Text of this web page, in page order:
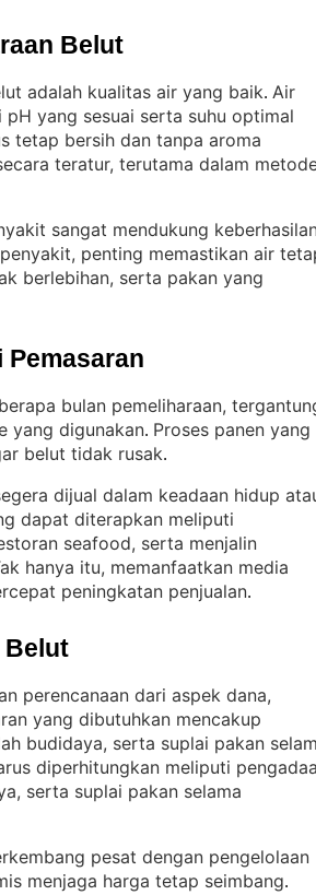
Belut
adalah kualitas air yang baik. Air
yang sesuai serta suhu optimal
tetap bersih dan tanpa aroma
teratur, terutama dalam
sangat mendukung
penting memastikan air
berlebihan, serta pakan yang
Pemasaran
bulan pemeliharaan,
yang digunakan. Proses panen yang
belut tidak rusak.
dijual dalam keadaan hidup
dapat diterapkan meliputi
seafood, serta menjalin
hanya itu, memanfaatkan media
peningkatan penjualan.
Belut
perencanaan dari aspek dana,
yang dibutuhkan mencakup
budidaya, serta suplai pakan
diperhitungkan meliputi
serta suplai pakan selama
pesat dengan pengelolaan
menjaga harga tetap seimbang